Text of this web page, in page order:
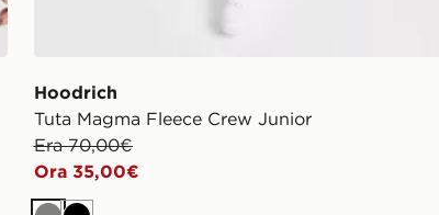
Hoodrich
Tuta Magma Fleece Crew Junior
Era 70,00€
Ora 35,00€